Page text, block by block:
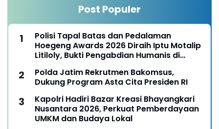
Post Populer
Polisi Tapal Batas dan Pedalaman
Hoegeng Awards 2026 Diraih Iptu Motalip
Litiloly, Bukti Pengabdian Humanis di
Polda Jatim Rekrutmen Bakomsus,
Dukung Program Asta Cita Presiden RI
Kapolri Hadiri Bazar Kreasi Bhayangkari
Nusantara 2026, Perkuat Pemberdayaan
UMKM dan Budaya Lokal